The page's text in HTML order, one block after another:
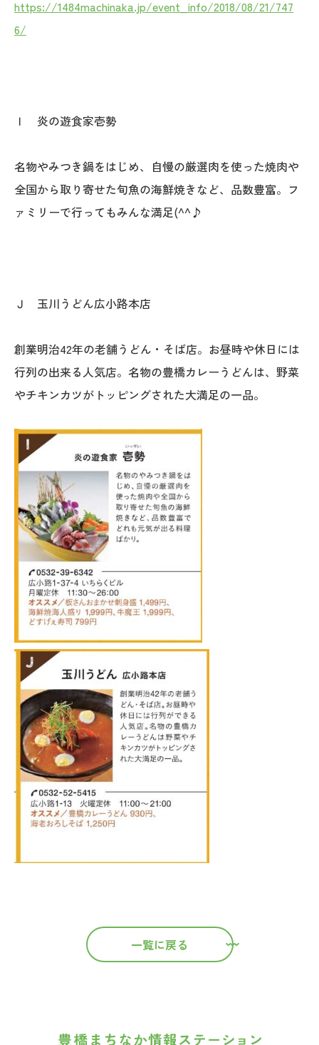
https://1484machinaka.jp/event_info/2018/08/21/747
6/
Ｉ 炎の遊食家壱勢
名物やみつき鍋をはじめ、自慢の厳選肉を使った焼肉や
全国から取り寄せた旬魚の海鮮焼きなど、品数豊富。フ
ァミリーで行ってもみんな満足(^^♪
Ｊ 玉川うどん広小路本店
創業明治42年の老舗うどん・そば店。お昼時や休日には
行列の出来る人気店。名物の豊橋カレーうどんは、野菜
やチキンカツがトッピングされた大満足の一品。
一覧に戻る